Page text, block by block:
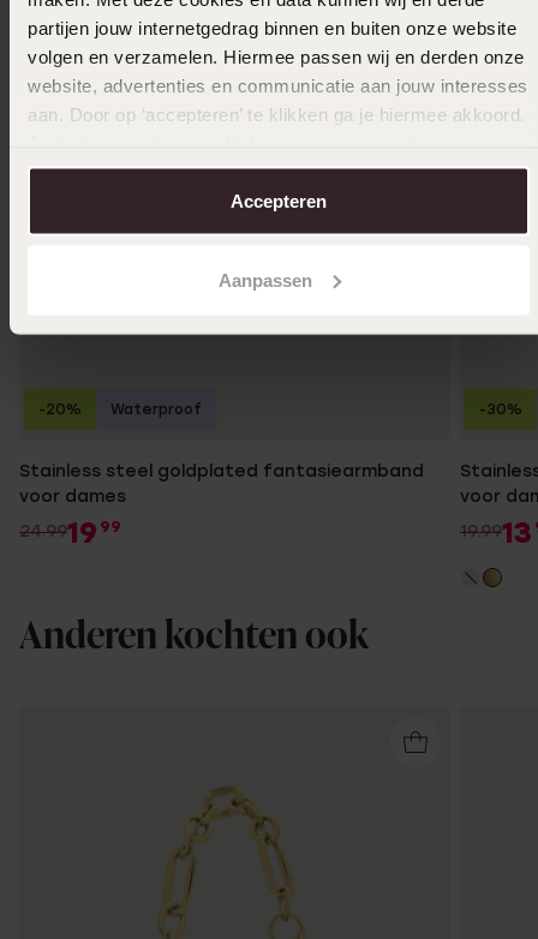
partijen jouw internetgedrag binnen en buiten onze website
volgen en verzamelen. Hiermee passen wij en derden onze
website, advertenties en communicatie aan jouw interesses
aan. Door op ‘accepteren’ te klikken ga je hiermee akkoord.
over in onscookiebeleid.
Accepteren
Aanpassen
Stainless steel goldplated fantasiearmband
voor dames
24.9919 99
-20% Waterproof
voor
19.9913
-30%
Anderen kochten ook